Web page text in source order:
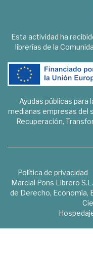
Esta actividad ha
librerías de la
Ayudas públicas para
medianas empresas del
Recuperación,
Política de privacidad
Marcial Pons Librero
de Derecho, Economía,